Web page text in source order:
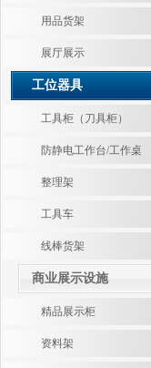
用品货架
展厅展示
工位器具
工具柜（刀具柜）
防静电工作台/工作桌
整理架
工具车
线棒货架
商业展示设施
精品展示柜
资料架